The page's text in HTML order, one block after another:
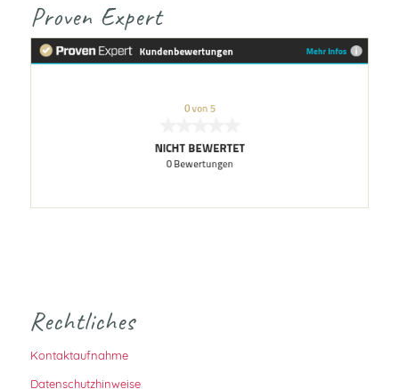
Proven Expert
Rechtliches
Kontaktaufnahme
Datenschutzhinweise